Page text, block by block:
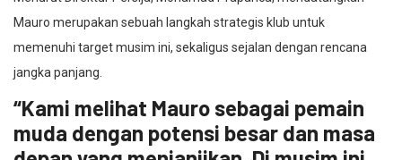
Mauro merupakan sebuah langkah strategis klub untuk
memenuhi target musim ini, sekaligus sejalan dengan rencana
jangka panjang.
“Kami melihat Mauro sebagai pemain
muda dengan potensi besar dan masa